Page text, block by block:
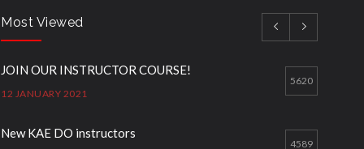
Most Viewed
JOIN OUR INSTRUCTOR COURSE!
12 JANUARY 2021
5620
New KAE DO instructors
4589